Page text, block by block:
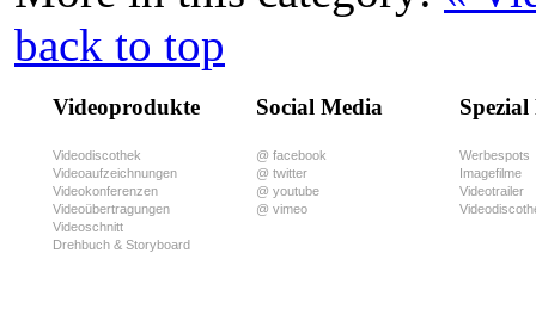
back to top
Videoprodukte
Videodiscothek
Videoaufzeichnungen
Videokonferenzen
Videoübertragungen
Videoschnitt
Drehbuch & Storyboard
Social Media
@ facebook
@ twitter
@ youtube
@ vimeo
Werbespots
Imagefilme
Videotrailer